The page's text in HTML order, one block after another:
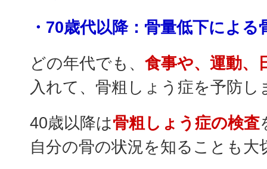
・70歳代以降：骨量低下によ
どの年代でも、 食事や、運動、
入れて、骨粗しょう症を予防し
40歳以降は骨粗しょう症の検査
自分の骨の状況を知ることも大